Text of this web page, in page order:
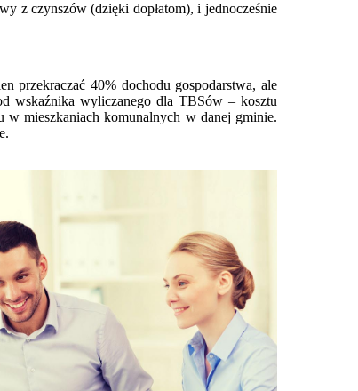
z czynszów (dzięki dopłatom), i jednocześnie
przekraczać 40% dochodu gospodarstwa, ale
wskaźnika wyliczanego dla TBSów – kosztu
w mieszkaniach komunalnych w danej gminie.